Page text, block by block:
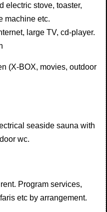
electric stove, toaster,
machine etc.
large TV, cd-player.
(X-BOX, movies, outdoor
seaside sauna with
wc.
Program services,
etc by arrangement.